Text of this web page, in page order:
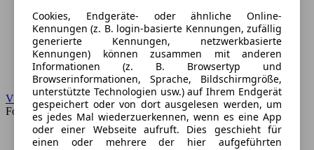
VW
Forum
Cookies, Endgeräte- oder ähnliche Online-
Kennungen (z. B. login-basierte Kennungen, zufällig
generierte Kennungen, netzwerkbasierte
Kennungen) können zusammen mit anderen
Informationen (z. B. Browsertyp und
Browserinformationen, Sprache, Bildschirmgröße,
unterstützte Technologien usw.) auf Ihrem Endgerät
gespeichert oder von dort ausgelesen werden, um
es jedes Mal wiederzuerkennen, wenn es eine App
oder einer Webseite aufruft. Dies geschieht für
einen oder mehrere der hier aufgeführten